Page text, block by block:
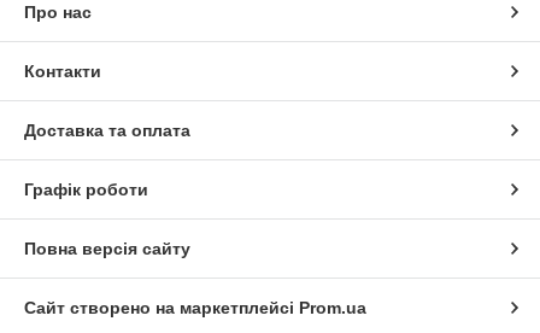
Про нас
Контакти
Доставка та оплата
Графік роботи
Повна версія сайту
Сайт створено на маркетплейсі Prom.ua